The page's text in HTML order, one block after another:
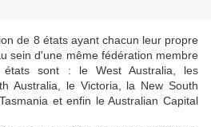
de 8 états ayant chacun leur propre
sein d'une même fédération membre
états sont : le West Australia, les
Australia, le Victoria, la New South
et enfin le Australian Capital